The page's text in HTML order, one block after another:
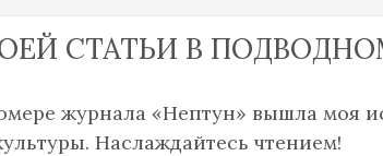
СТАТЬИ В
журнала «Нептун» вышла моя
Наслаждайтесь чтением!